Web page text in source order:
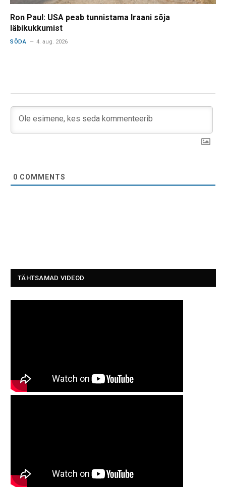
Ron Paul: USA peab tunnistama Iraani sõja
läbikukkumist
SÕDA 4. aug. 2026
0 COMMENTS
TÄHTSAMAD VIDEOD